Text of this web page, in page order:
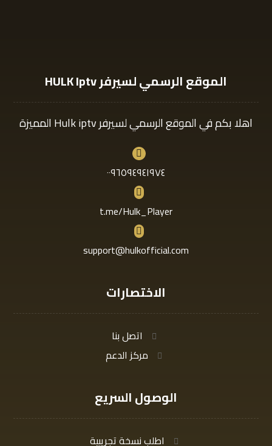
الموقع الرسمي لسيرفر HULK Iptv
اهلا بكم في الموقع الرسمي لسيرفر Hulk iptv المميزة
٠٠٩٦٥٩٤٩٤١٩٧٤
t.me/Hulk_Player
support@hulkofficial.com
الاختصارات
اتصل بنا
مركز الدعم
الوصول السريع
اطلب نسخة تجريبية